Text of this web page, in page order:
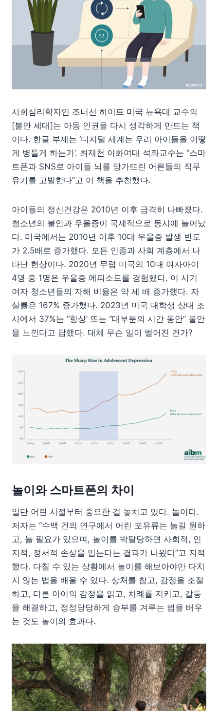
사회심리학자인 조너선 하이트 미국 뉴욕대 교수의
[불안 세대]는 아동 인권을 다시 생각하게 만드는 책
이다. 한글 부제는 ‘디지털 세계는 우리 아이들을 어떻
게 병들게 하는가’. 최재천 이화여대 석좌교수는 “스마
트폰과 SNS로 아이들 뇌를 망가뜨린 어른들의 직무
유기를 고발한다”고 이 책을 추천했다.
아이들의 정신건강은 2010년 이후 급격히 나빠졌다.
청소년의 불안과 우울증이 국제적으로 동시에 늘어났
다. 미국에서는 2010년 이후 10대 우울증 발생 빈도
가 2.5배로 증가했다. 모든 인종과 사회 계층에서 나
타난 현상이다. 2020년 무렵 미국의 10대 여자아이
4명 중 1명은 우울증 에피소드를 경험했다. 이 시기
여자 청소년들의 자해 비율은 약 세 배 증가했다. 자
살률은 167% 증가했다. 2023년 미국 대학생 상대 조
사에서 37%는 “항상’ 또는 “대부분의 시간 동안” 불안
을 느낀다고 답했다. 대체 무슨 일이 벌어진 건가?
놀이와 스마트폰의 차이
일단 어린 시절부터 중요한 걸 놓치고 있다. 놀이다.
저자는 “수백 건의 연구에서 어린 포유류는 놀길 원하
고, 놀 필요가 있으며, 놀이를 박탈당하면 사회적, 인
지적, 정서적 손상을 입는다는 결과가 나왔다”고 지적
했다. 다칠 수 있는 상황에서 놀이를 해보아야만 다치
지 않는 법을 배울 수 있다. 상처를 참고, 감정을 조절
하고, 다른 아이의 감정을 읽고, 차례를 지키고, 갈등
을 해결하고, 정정당당하게 승부를 겨루는 법을 배우
는 것도 놀이의 효과다.